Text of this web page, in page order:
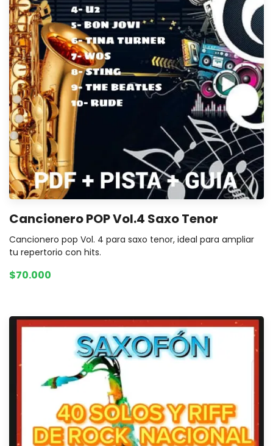
Cancionero POP Vol.4 Saxo Tenor
Cancionero pop Vol. 4 para saxo tenor, ideal para ampliar
tu repertorio con hits.
$70.000